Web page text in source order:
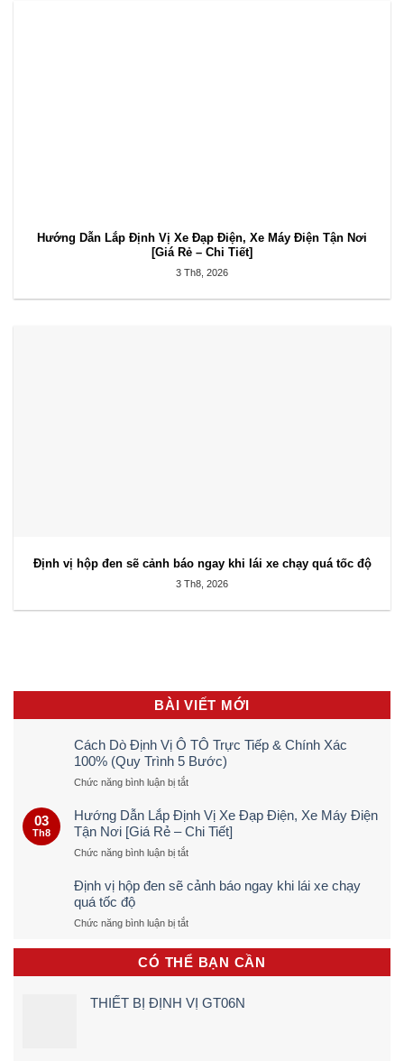
Hướng Dẫn Lắp Định Vị Xe Đạp Điện, Xe Máy Điện Tận Nơi
[Giá Rẻ – Chi Tiết]
3 Th8, 2026
Định vị hộp đen sẽ cảnh báo ngay khi lái xe chạy quá tốc độ
3 Th8, 2026
BÀI VIẾT MỚI
Cách Dò Định Vị Ô TÔ Trực Tiếp & Chính Xác
100% (Quy Trình 5 Bước)
Chức năng bình luận bị tắtở
Dò
Định
Vị
Ô
Trực
Chính
100%
(Quy
5
Bước)
03
Th8
Hướng Dẫn Lắp Định Vị Xe Đạp Điện, Xe Máy Điện
Tận Nơi [Giá Rẻ – Chi Tiết]
Chức năng bình luận bị tắtở
Dẫn
Vị
Đạp
Điện,
Máy
Điện
Định vị hộp đen sẽ cảnh báo ngay khi lái xe chạy
quá tốc độ
Chức năng bình luận bị tắtở
vị
hộp
đen
cảnh
CÓ THỂ BẠN CẦN
THIẾT BỊ ĐỊNH VỊ GT06N